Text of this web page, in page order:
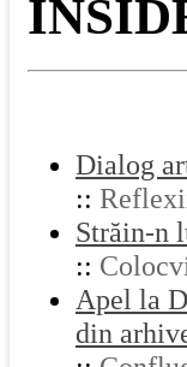
Dialog
::
Străin-n
::
Apel la
din